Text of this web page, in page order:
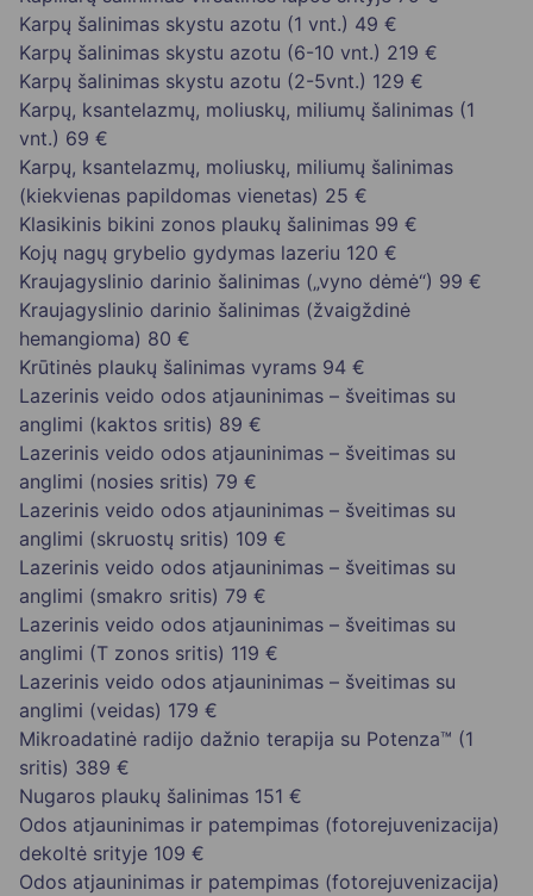
Karpų šalinimas skystu azotu (1 vnt.) 49 €
Karpų šalinimas skystu azotu (6-10 vnt.) 219 €
Karpų šalinimas skystu azotu (2-5vnt.) 129 €
Karpų, ksantelazmų, moliuskų, miliumų šalinimas (1
vnt.) 69 €
Karpų, ksantelazmų, moliuskų, miliumų šalinimas
(kiekvienas papildomas vienetas) 25 €
Klasikinis bikini zonos plaukų šalinimas 99 €
Kojų nagų grybelio gydymas lazeriu 120 €
Kraujagyslinio darinio šalinimas („vyno dėmė“) 99 €
Kraujagyslinio darinio šalinimas (žvaigždinė
hemangioma) 80 €
Krūtinės plaukų šalinimas vyrams 94 €
Lazerinis veido odos atjauninimas – šveitimas su
anglimi (kaktos sritis) 89 €
Lazerinis veido odos atjauninimas – šveitimas su
anglimi (nosies sritis) 79 €
Lazerinis veido odos atjauninimas – šveitimas su
anglimi (skruostų sritis) 109 €
Lazerinis veido odos atjauninimas – šveitimas su
anglimi (smakro sritis) 79 €
Lazerinis veido odos atjauninimas – šveitimas su
anglimi (T zonos sritis) 119 €
Lazerinis veido odos atjauninimas – šveitimas su
anglimi (veidas) 179 €
Mikroadatinė radijo dažnio terapija su Potenza™ (1
sritis) 389 €
Nugaros plaukų šalinimas 151 €
Odos atjauninimas ir patempimas (fotorejuvenizacija)
dekoltė srityje 109 €
Odos atjauninimas ir patempimas (fotorejuvenizacija)